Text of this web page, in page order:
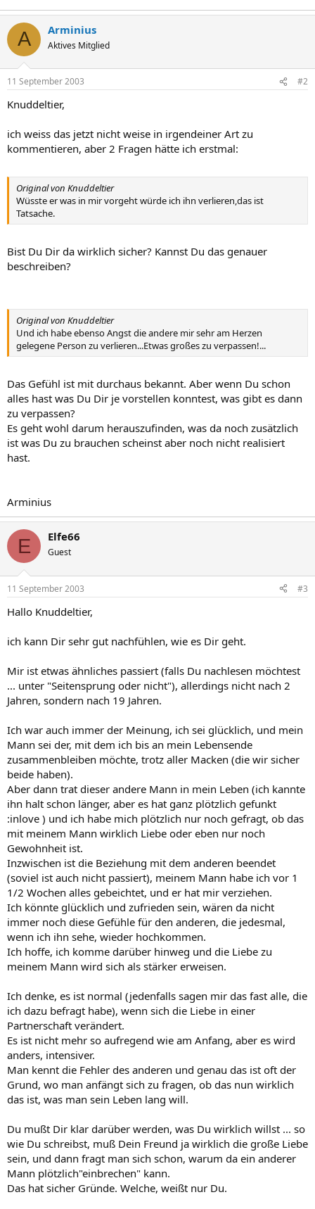
A Arminius
Aktives Mitglied
11 September 2003 #2
Knuddeltier,
ich weiss das jetzt nicht weise in irgendeiner Art zu
kommentieren, aber 2 Fragen hätte ich erstmal:
Original von Knuddeltier
Wüsste er was in mir vorgeht würde ich ihn verlieren,das ist
Tatsache.
Bist Du Dir da wirklich sicher? Kannst Du das genauer
beschreiben?
Original von Knuddeltier
Und ich habe ebenso Angst die andere mir sehr am Herzen
gelegene Person zu verlieren...Etwas großes zu verpassen!...
Das Gefühl ist mit durchaus bekannt. Aber wenn Du schon
alles hast was Du Dir je vorstellen konntest, was gibt es dann
zu verpassen?
Es geht wohl darum herauszufinden, was da noch zusätzlich
ist was Du zu brauchen scheinst aber noch nicht realisiert
hast.
Arminius
E Elfe66
Guest
11 September 2003 #3
Hallo Knuddeltier,
ich kann Dir sehr gut nachfühlen, wie es Dir geht.
Mir ist etwas ähnliches passiert (falls Du nachlesen möchtest
... unter "Seitensprung oder nicht"), allerdings nicht nach 2
Jahren, sondern nach 19 Jahren.
Ich war auch immer der Meinung, ich sei glücklich, und mein
Mann sei der, mit dem ich bis an mein Lebensende
zusammenbleiben möchte, trotz aller Macken (die wir sicher
beide haben).
Aber dann trat dieser andere Mann in mein Leben (ich kannte
ihn halt schon länger, aber es hat ganz plötzlich gefunkt
:inlove ) und ich habe mich plötzlich nur noch gefragt, ob das
mit meinem Mann wirklich Liebe oder eben nur noch
Gewohnheit ist.
Inzwischen ist die Beziehung mit dem anderen beendet
(soviel ist auch nicht passiert), meinem Mann habe ich vor 1
1/2 Wochen alles gebeichtet, und er hat mir verziehen.
Ich könnte glücklich und zufrieden sein, wären da nicht
immer noch diese Gefühle für den anderen, die jedesmal,
wenn ich ihn sehe, wieder hochkommen.
Ich hoffe, ich komme darüber hinweg und die Liebe zu
meinem Mann wird sich als stärker erweisen.
Ich denke, es ist normal (jedenfalls sagen mir das fast alle, die
ich dazu befragt habe), wenn sich die Liebe in einer
Partnerschaft verändert.
Es ist nicht mehr so aufregend wie am Anfang, aber es wird
anders, intensiver.
Man kennt die Fehler des anderen und genau das ist oft der
Grund, wo man anfängt sich zu fragen, ob das nun wirklich
das ist, was man sein Leben lang will.
Du mußt Dir klar darüber werden, was Du wirklich willst ... so
wie Du schreibst, muß Dein Freund ja wirklich die große Liebe
sein, und dann fragt man sich schon, warum da ein anderer
Mann plötzlich"einbrechen" kann.
Das hat sicher Gründe. Welche, weißt nur Du.